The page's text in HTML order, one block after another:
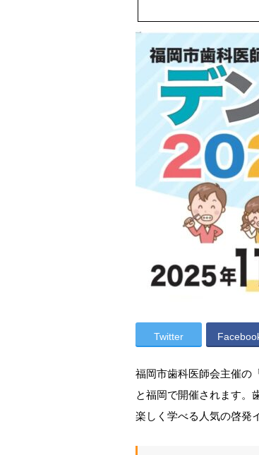
Twitter
福岡市歯科医師会主催の
と福岡で開催されます。
楽しく学べる人気の啓発